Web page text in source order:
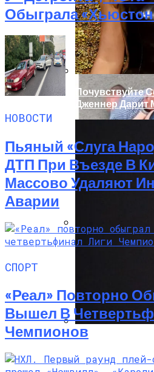
Реанимацию
В Киеве У Копа,
Почувствуйте
Дженнер Дарит
Алёна Шоптенко
Танцевальный
В Турции
Обыграла
НОВОСТИ
Пьяный «слуга
ДТП При Въезде В
Массово Удаляют
Аварии
СПОРТ
«Реал» Повторно
Вышел В
Чемпионов